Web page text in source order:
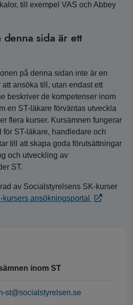
till exempel VAS och Abbey
sida är ett
på denna sidan inte är en
ansöka till, utan endast ett
beskriver de kompetenser inom
en ST-läkare förväntas utveckla
flera kurser. Kursämnen fungerar
ST-läkare, handledare och
till att skapa goda förutsättningar
och utveckling av
ST.
av Socialstyrelsens SK-kurser
kursers ansökningsportal
inom ST
st@socialstyrelsen.se